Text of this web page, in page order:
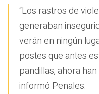
“Los rastros de
generaban
verán en ningún
postes que antes
pandillas, ahora
informó Penales.